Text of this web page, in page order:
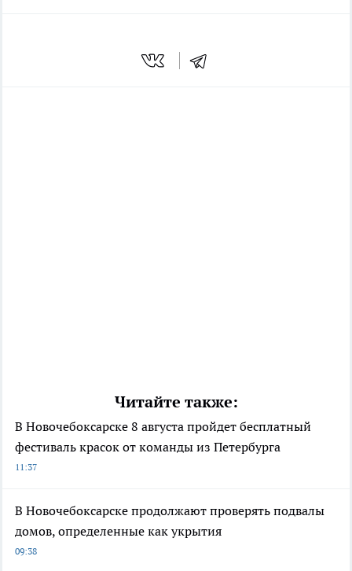
Читайте также:
В Новочебоксарске 8 августа пройдет бесплатный
фестиваль красок от команды из Петербурга
11:37
В Новочебоксарске продолжают проверять подвалы
домов, определенные как укрытия
09:38